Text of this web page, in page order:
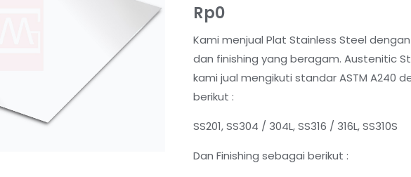
Rp0
Kami menjual Plat Stainless Steel
dan finishing yang beragam. Austenitic
kami jual mengikuti standar ASTM A240
berikut :
SS201, SS304 / 304L, SS316 / 316L, SS310S
Dan Finishing sebagai berikut :